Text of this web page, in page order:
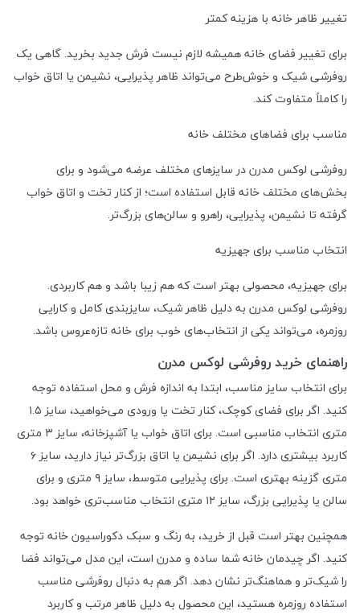
تغییر ظاهر خانه با هزینه کمتر
برای تغییر فضای خانه همیشه لازم نیست فرش جدید بخرید. گاهی یک
روفرشی شیک و خوش‌طرح می‌تواند ظاهر پذیرایی، نشیمن یا اتاق خواب
را کاملاً متفاوت کند.
مناسب برای فضاهای مختلف خانه
روفرشی لوکس مدرن در سایزهای مختلف عرضه می‌شود و برای
بخش‌های مختلف خانه قابل استفاده است؛ از کنار تخت و اتاق خواب
گرفته تا نشیمن، پذیرایی، راهرو و سالن‌های بزرگ‌تر.
انتخاب مناسب برای جهیزیه
برای جهیزیه، محصولی بهتر است که هم زیبا باشد و هم کاربردی.
روفرشی لوکس مدرن به دلیل ظاهر شیک، سایزبندی کامل و کارایی
روزمره، می‌تواند یکی از انتخاب‌های خوب برای خانه تازه‌عروس باشد.
راهنمای خرید روفرشی لوکس مدرن
برای انتخاب سایز مناسب، ابتدا به اندازه فرش و محل استفاده توجه
کنید. اگر برای فضای کوچک، کنار تخت یا ورودی می‌خواهید، سایز ۱.۵
متری انتخاب مناسبی است. برای اتاق خواب یا آشپزخانه، سایز ۳ متری
کاربرد بیشتری دارد. اگر برای نشیمن یا اتاق بزرگ‌تر نیاز دارید، سایز ۶
متری گزینه بهتری است. برای پذیرایی متوسط، سایز ۹ متری و برای
سالن یا پذیرایی بزرگ، سایز ۱۲ متری انتخاب مناسب‌تری خواهد بود.
همچنین بهتر است قبل از خرید، به رنگ و سبک دکوراسیون خانه توجه
کنید. اگر چیدمان خانه شما ساده و مدرن است، این مدل می‌تواند فضا
را شیک‌تر و هماهنگ‌تر نشان دهد. اگر هم به دنبال روفرشی مناسب
استفاده روزمره هستید، این محصول به دلیل ظاهر مرتب و کاربرد